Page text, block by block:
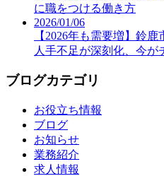
に職をつける働き方
2026/01/06
【2026年も需要増】鈴
人手不足が深刻化、今が
ブログカテゴリ
お役立ち情報
ブログ
お知らせ
業務紹介
求人情報